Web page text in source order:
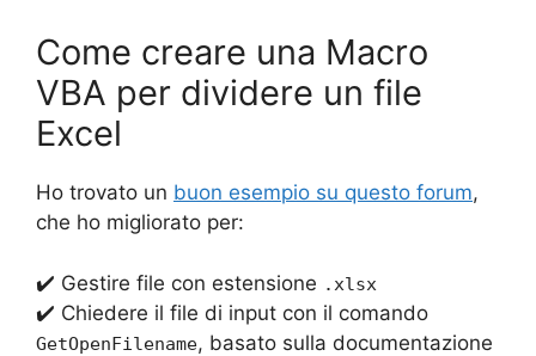
Come creare una Macro
VBA per dividere un file
Excel
Ho trovato un buon esempio su questo forum,
che ho migliorato per:
✔️ Gestire file con estensione .xlsx
✔️ Chiedere il file di input con il comando
GetOpenFilename, basato sulla documentazione